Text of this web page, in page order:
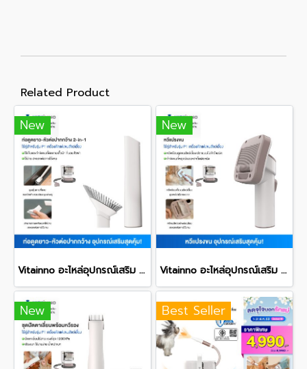
Related Product
New
Vitainno อะไหล่อุปกรณ์เสริม รุ่น P1 และ Pet Pro หัวต่อทำความสะอาดที่แคบและปากกว้าง
New
Vitainno อะไหล่อุปกรณ์เสริม รุ่น P1 และ Pet Pro หัวต่อหวีขน
New Best Seller